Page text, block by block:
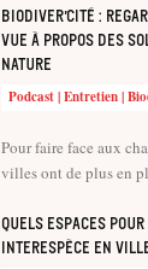
Biodiver’cité :
vue à propos des
nature
Podcast | Entretien |
Pour faire face aux
villes ont de plus en
Quels espaces
interespèce en